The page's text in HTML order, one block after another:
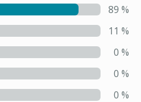
89 %
11 %
0 %
0 %
0 %